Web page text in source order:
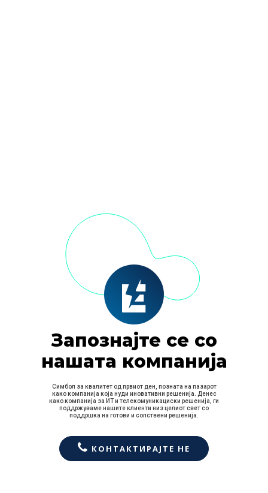
Запознајте се со
нашата компанија
Симбол за квалитет од првиот ден, позната на пазарот
како компанија која нуди иновативни решенија. Денес
како компанија за ИТ и телекомуникациски решенија, ги
поддржуваме нашите клиенти низ целиот свет со
поддршка на готови и сопствени решенија.
КОНТАКТИРАЈТЕ НЕ